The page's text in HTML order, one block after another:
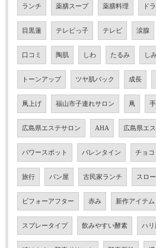
ランチ 薬膳スープ 薬膳料理 ド
目黒蓮 テレビっ子 テレビ 涙腺
口コミ 陶肌 しわ たるみ し
トーンアップ ツヤ肌パック 成長
凧上げ 福山市子連れサロン 凧
広島県エステサロン AHA 広島県エ
パワースポット バレンタイン チョコ
旅行 パン屋 古民家ランチ スロ
ビフォーアフター 赤み 新作アイテム
スプレータイプ 飲みやすい酵素 ハリ